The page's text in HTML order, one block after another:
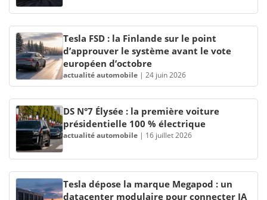
Tesla FSD : la Finlande sur le point
d’approuver le système avant le vote
européen d’octobre
actualité automobile | 24 juin 2026
DS N°7 Élysée : la première voiture
présidentielle 100 % électrique
actualité automobile | 16 juillet 2026
Tesla dépose la marque Megapod : un
datacenter modulaire pour connecter IA